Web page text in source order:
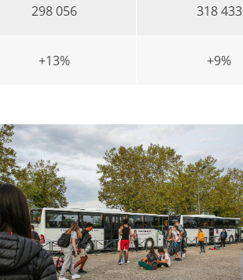
298 056 318 433
+13% +9%